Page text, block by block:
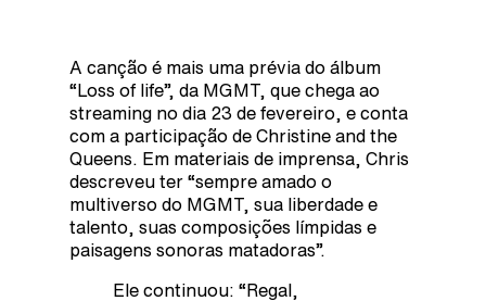
A canção é mais uma prévia do álbum
“Loss of life”, da MGMT, que chega ao
streaming no dia 23 de fevereiro, e conta
com a participação de Christine and the
Queens. Em materiais de imprensa, Chris
descreveu ter “sempre amado o
multiverso do MGMT, sua liberdade e
talento, suas composições límpidas e
paisagens sonoras matadoras”.
Ele continuou: “Regal,